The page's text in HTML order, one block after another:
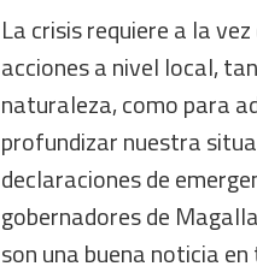
La crisis requiere a la
acciones a nivel local,
naturaleza, como para
profundizar nuestra
declaraciones de
gobernadores de
son una buena noticia